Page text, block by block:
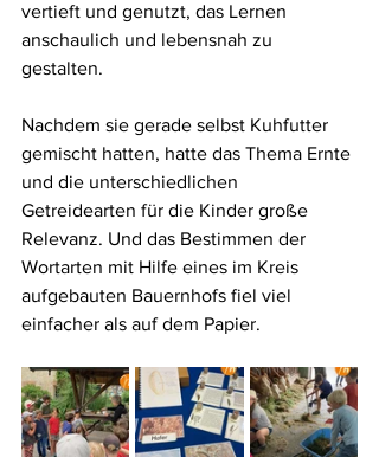
vertieft und genutzt, das Lernen
anschaulich und lebensnah zu
gestalten.
Nachdem sie gerade selbst Kuhfutter
gemischt hatten, hatte das Thema Ernte
und die unterschiedlichen
Getreidearten für die Kinder große
Relevanz. Und das Bestimmen der
Wortarten mit Hilfe eines im Kreis
aufgebauten Bauernhofs fiel viel
einfacher als auf dem Papier.